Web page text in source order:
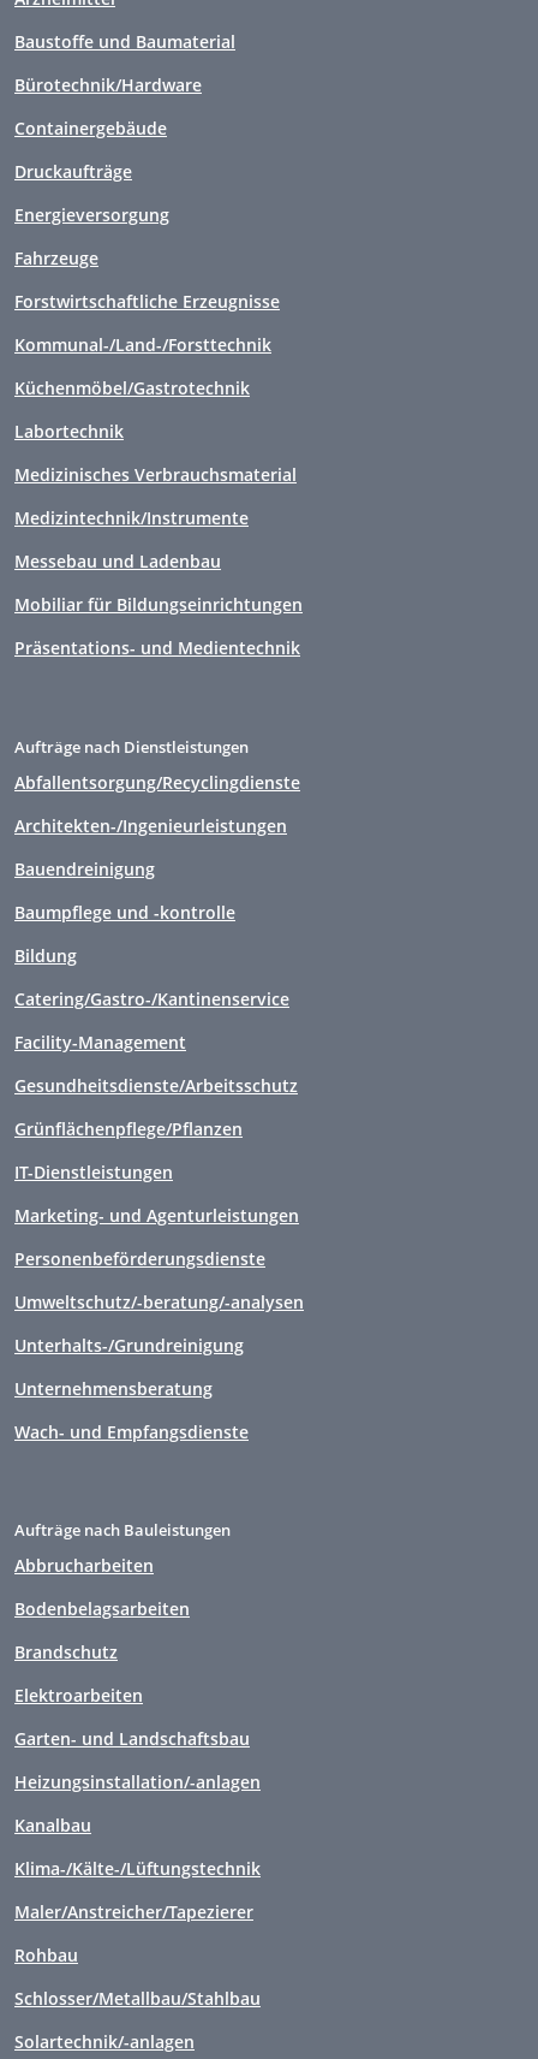
Baustoffe und Baumaterial
Bürotechnik/Hardware
Containergebäude
Druckaufträge
Energieversorgung
Fahrzeuge
Forstwirtschaftliche Erzeugnisse
Kommunal-/Land-/Forsttechnik
Küchenmöbel/Gastrotechnik
Labortechnik
Medizinisches Verbrauchsmaterial
Medizintechnik/Instrumente
Messebau und Ladenbau
Mobiliar für Bildungseinrichtungen
Präsentations- und Medientechnik
Aufträge nach Dienstleistungen
Abfallentsorgung/Recyclingdienste
Architekten-/Ingenieurleistungen
Bauendreinigung
Baumpflege und -kontrolle
Bildung
Catering/Gastro-/Kantinenservice
Facility-Management
Gesundheitsdienste/Arbeitsschutz
Grünflächenpflege/Pflanzen
IT-Dienstleistungen
Marketing- und Agenturleistungen
Personenbeförderungsdienste
Umweltschutz/-beratung/-analysen
Unterhalts-/Grundreinigung
Unternehmensberatung
Wach- und Empfangsdienste
Aufträge nach Bauleistungen
Abbrucharbeiten
Bodenbelagsarbeiten
Brandschutz
Elektroarbeiten
Garten- und Landschaftsbau
Heizungsinstallation/-anlagen
Kanalbau
Klima-/Kälte-/Lüftungstechnik
Maler/Anstreicher/Tapezierer
Rohbau
Schlosser/Metallbau/Stahlbau
Solartechnik/-anlagen